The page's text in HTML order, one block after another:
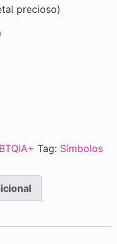
precioso)
Tag: Símbolos